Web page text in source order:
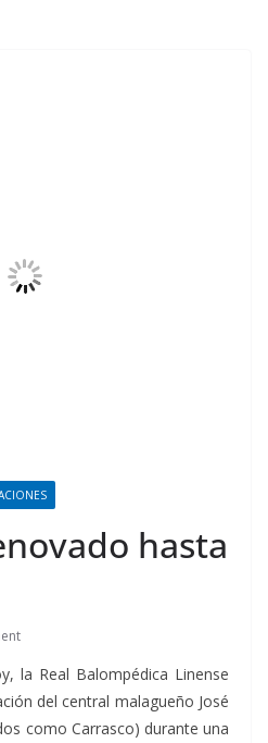
hasta
la Real Balompédica Linense
del central malagueño José
como Carrasco) durante una